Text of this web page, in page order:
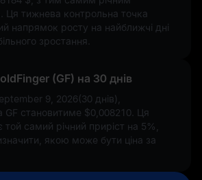
. Ця тижнева контрольна точка
напрямок росту на найближчі дні
зростання.
(GF) на 30 днів
9, 2026(30 днів),
GF становитиме $0,008210 . Ця
той самий річний приріст на 5%
якою може бути ціна за